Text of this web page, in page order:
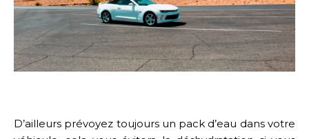
D’ailleurs prévoyez toujours un pack d’eau dans votre